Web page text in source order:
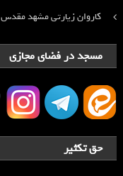
کاروان زیارتی مشهد مقدس
مسجد در فضای مجازی
حق تکثیر